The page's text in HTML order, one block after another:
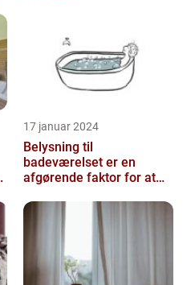
17 januar 2024
Belysning til
badeværelset er en
afgørende faktor for at
funktionalitet i rummet...